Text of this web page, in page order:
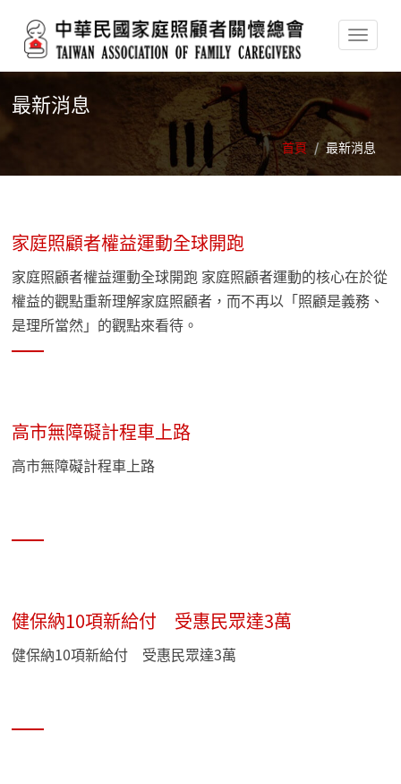
最新消息
首頁 / 最新消息
家庭照顧者權益運動全球開跑
家庭照顧者權益運動全球開跑 家庭照顧者運動的核心在於從
權益的觀點重新理解家庭照顧者，而不再以「照顧是義務、
是理所當然」的觀點來看待。
高市無障礙計程車上路
高市無障礙計程車上路
健保納10項新給付 受惠民眾達3萬
健保納10項新給付 受惠民眾達3萬